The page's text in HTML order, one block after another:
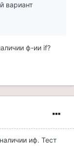
вариант
ф-ии if?
иф. Тест